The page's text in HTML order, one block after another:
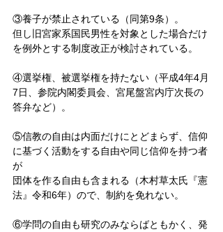
③養子が禁止されている（同第9条）。
但し旧宮家系国民男性を対象とした場合だけ
を例外とする制度改正が検討されている。
④選挙権、被選挙権を持たない（平成4年4月
7日、参院内閣委員会、宮尾盤宮内庁次長の
答弁など）。
⑤信教の自由は内面だけにとどまらず、信仰
に基づく活動をする自由や同じ信仰を持つ者
が
団体を作る自由も含まれる（木村草太氏『憲
法』令和6年）ので、制約を免れない。
⑥学問の自由も研究のみならばともかく、発